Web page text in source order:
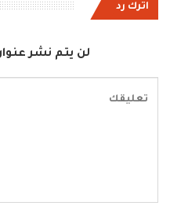
اترك رد
لن يتم نشر